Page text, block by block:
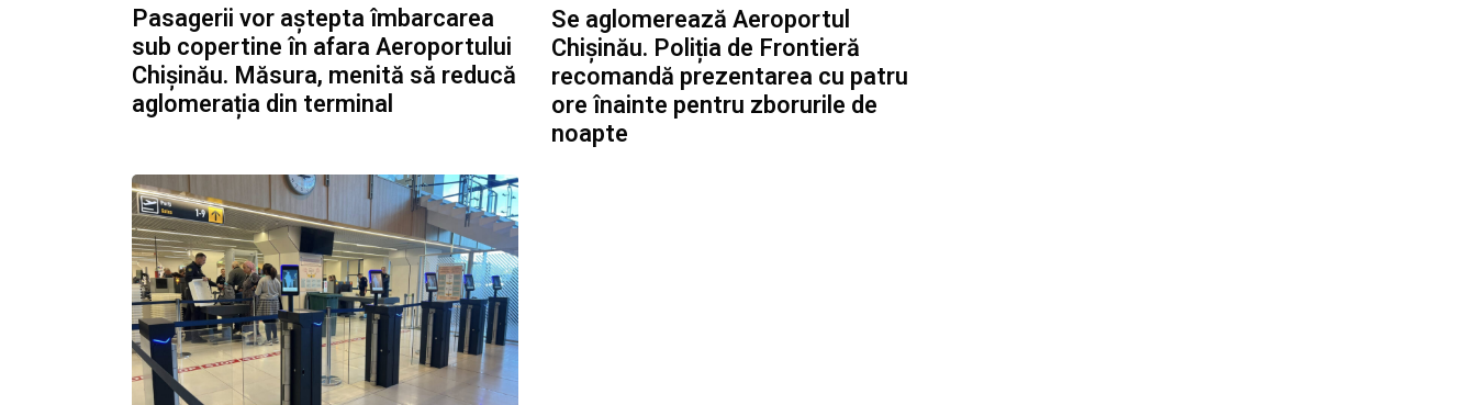
Pasagerii vor aștepta îmbarcarea
sub copertine în afara Aeroportului
Chișinău. Măsura, menită să reducă
aglomerația din terminal
Se aglomerează Aeroportul
Chișinău. Poliția de Frontieră
recomandă prezentarea cu patru
ore înainte pentru zborurile de
noapte